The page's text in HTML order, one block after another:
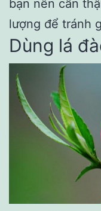
bạn nên cẩn
lượng để tránh
Dùng lá